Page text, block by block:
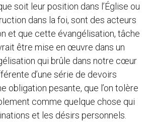
soit leur position dans l’Église ou
dans la foi, sont des acteurs
et que cette évangélisation, tâche
être mise en œuvre dans un
qui brûle dans notre cœur
d’une série de devoirs
obligation pesante, que l’on tolère
comme quelque chose qui
et les désirs personnels.